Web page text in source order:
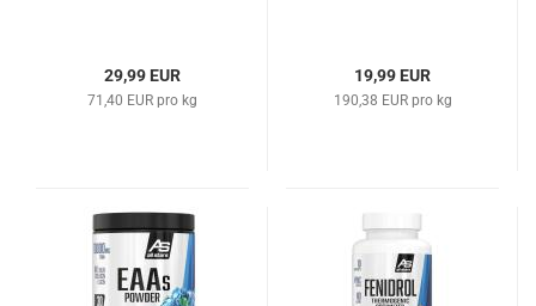
29,99 EUR
71,40 EUR pro kg
19,99 EUR
190,38 EUR pro kg